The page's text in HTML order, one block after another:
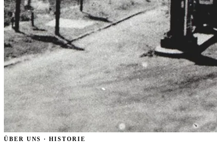
ÜBER UNS · HISTORIE